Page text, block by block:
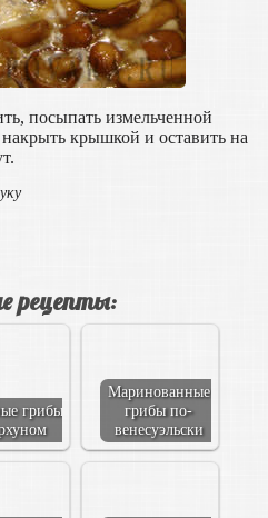
посыпать измельченной
крышкой и оставить на
рецепты:
грибы
Маринованные
грибы по-
венесуэльски